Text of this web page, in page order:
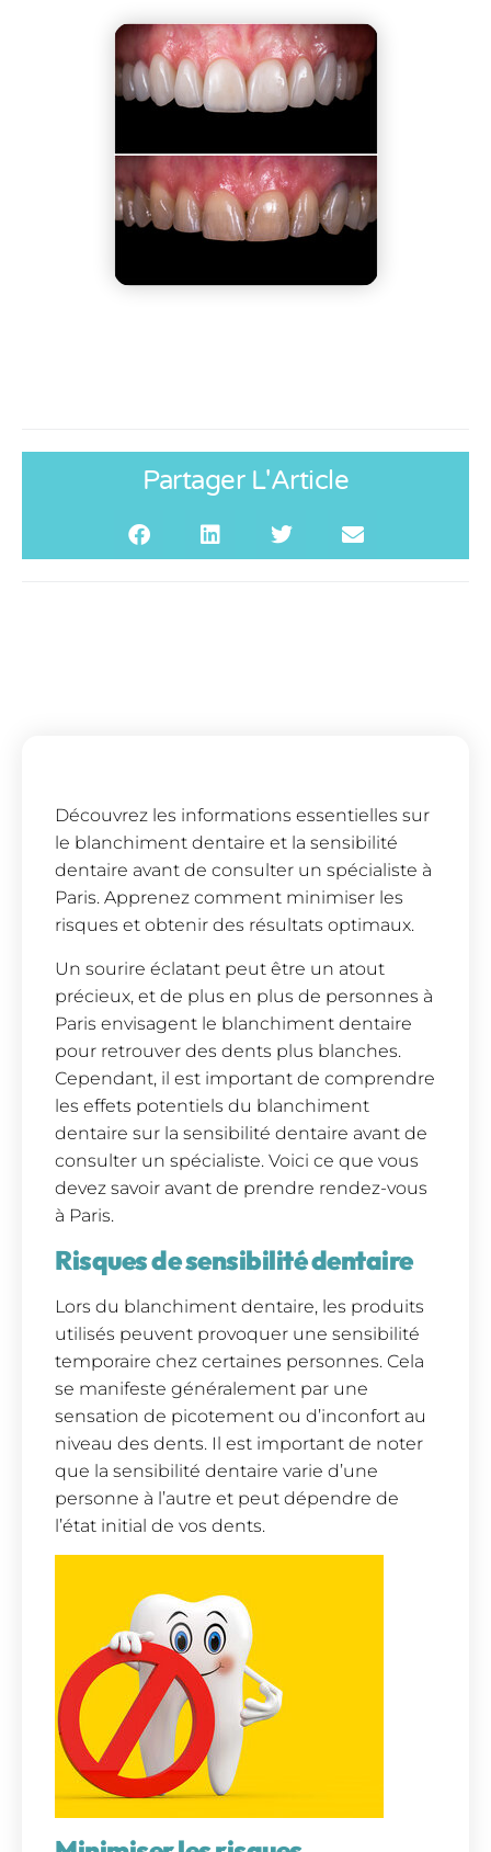
Partager L'Article
Découvrez les informations essentielles sur
le blanchiment dentaire et la sensibilité
dentaire avant de consulter un spécialiste à
Paris. Apprenez comment minimiser les
risques et obtenir des résultats optimaux.
Un sourire éclatant peut être un atout
précieux, et de plus en plus de personnes à
Paris envisagent le blanchiment dentaire
pour retrouver des dents plus blanches.
Cependant, il est important de comprendre
les effets potentiels du blanchiment
dentaire sur la sensibilité dentaire avant de
consulter un spécialiste. Voici ce que vous
devez savoir avant de prendre rendez-vous
à Paris.
Risques de sensibilité dentaire
Lors du blanchiment dentaire, les produits
utilisés peuvent provoquer une sensibilité
temporaire chez certaines personnes. Cela
se manifeste généralement par une
sensation de picotement ou d’inconfort au
niveau des dents. Il est important de noter
que la sensibilité dentaire varie d’une
personne à l’autre et peut dépendre de
l’état initial de vos dents.